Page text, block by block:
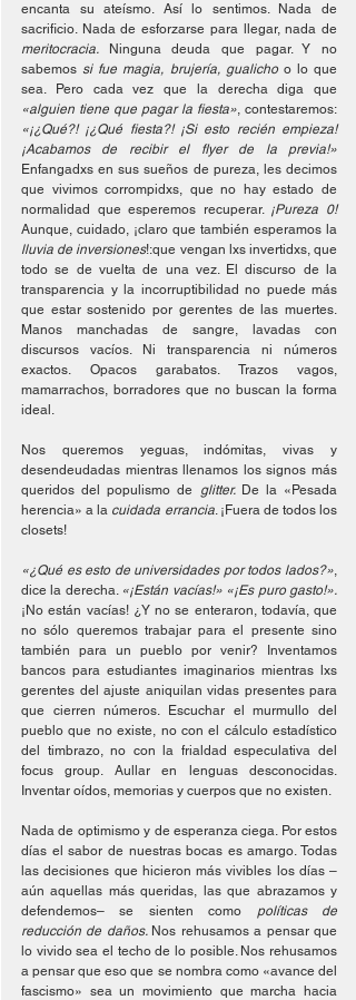
encanta su ateísmo. Así lo sentimos. Nada de
meritocracia.
Ninguna deuda que pagar. Y no
sabemos si fue magia, brujería, gualicho o lo que
«alguien tiene que pagar la fiesta», contestaremos:
«¡¿Qué?! ¡¿Qué fiesta?! ¡Si esto recién empieza!
Enfangadxs en sus sueños de pureza, les decimos
que vivimos corrompidxs, que no hay estado de
normalidad que esperemos recuperar. ¡Pureza 0!
lluvia de inversiones!:que vengan lxs invertidxs, que
todo se de vuelta de una vez. El discurso de la
transparencia y la incorruptibilidad no puede más
que estar sostenido por gerentes de las muertes.
Manos manchadas de sangre, lavadas con
discursos vacíos. Ni transparencia ni números
exactos. Opacos garabatos. Trazos vagos,
mamarrachos, borradores que no buscan la forma
ideal.
Nos queremos yeguas, indómitas, vivas y
desendeudadas mientras llenamos los signos más
queridos del populismo de
glitter. De la «Pesada
herencia» a la cuidada errancia. ¡Fuera de todos los
closets!
«¿Qué es esto de universidades por todos lados?»,
dice la derecha. «¡Están vacías!» «¡Es puro gasto!».
¡No están vacías! ¿Y no se enteraron, todavía, que
no sólo queremos trabajar para el presente sino
también para un pueblo por venir? Inventamos
bancos para estudiantes imaginarios mientras lxs
gerentes del ajuste aniquilan vidas presentes para
que cierren números. Escuchar el murmullo del
pueblo que no existe, no con el cálculo estadístico
del timbrazo, no con la frialdad especulativa del
focus group. Aullar en lenguas desconocidas.
Inventar oídos, memorias y cuerpos que no existen.
Nada de optimismo y de esperanza ciega. Por estos
días el sabor de nuestras bocas es amargo. Todas
las decisiones que hicieron más vivibles los días –
aún aquellas más queridas, las que abrazamos y
defendemos– se sienten como políticas de
reducción de daños. Nos rehusamos a pensar que
lo vivido sea el techo de lo posible. Nos rehusamos
a pensar que eso que se nombra como «avance del
fascismo» sea un movimiento que marcha hacia